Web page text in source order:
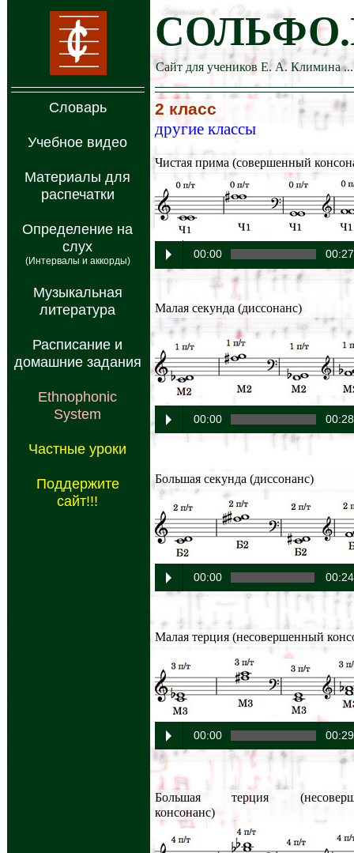
Словарь
Учебное видео
Материалы для
распечатки
Определение на
слух
(Интервалы и аккорды)
Музыкальная
литература
Расписание и
домашние задания
Ethnophonic
System
Частные уроки
Поддержите
сайт!!!
Сайт для учеников Е. А. Климина ...
2 класс
другие классы
Чистая прима (совершенный
00:00 00:27
Малая секунда (диссонанс)
00:00 00:28
Большая секунда (диссонанс)
00:00 00:24
Малая терция (несовершенный
00:00 00:29
Большая терция
консонанс)